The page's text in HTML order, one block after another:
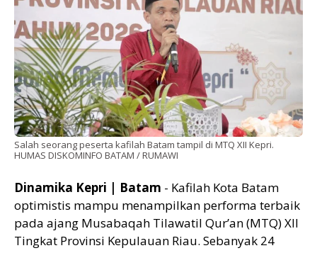
Salah seorang peserta kafilah Batam tampil di MTQ XII Kepri.
HUMAS DISKOMINFO BATAM / RUMAWI
Dinamika Kepri | Batam - Kafilah Kota Batam
optimistis mampu menampilkan performa terbaik
pada ajang Musabaqah Tilawatil Qur’an (MTQ) XII
Tingkat Provinsi Kepulauan Riau. Sebanyak 24